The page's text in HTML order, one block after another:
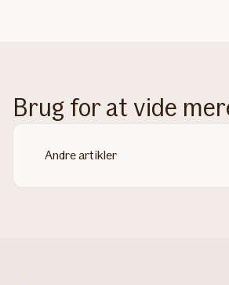
Brug for at vide
Andre artikler